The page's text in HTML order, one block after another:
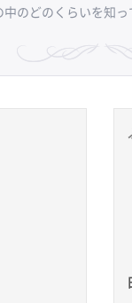
のどのくらいを知